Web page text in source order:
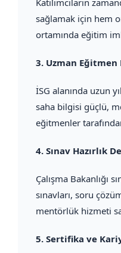
Katılımcıların
sağlamak için hem
ortamında eğitim
3. Uzman Eğitmen
İSG alanında uzun
saha bilgisi güçlü,
eğitmenler
4. Sınav Hazırlık
Çalışma Bakanlığı
sınavları, soru
mentörlük hizmeti
5. Sertifika ve